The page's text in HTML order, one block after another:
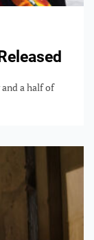
a half of